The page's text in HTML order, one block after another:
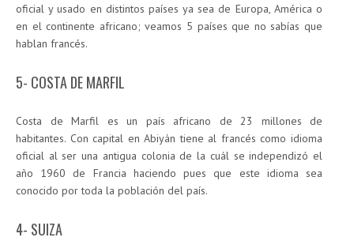
oficial y usado en distintos países ya sea de Europa, América o
en el continente africano; veamos 5 países que no sabías que
hablan francés.
5- COSTA DE MARFIL
Costa de Marfil es un país africano de 23 millones de
habitantes. Con capital en Abiyán tiene al francés como idioma
oficial al ser una antigua colonia de la cuál se independizó el
año 1960 de Francia haciendo pues que este idioma sea
conocido por toda la población del país.
4- SUIZA